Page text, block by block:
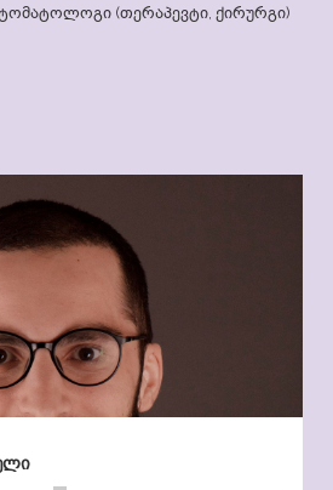
(თერაპევტი, ქირურგი)